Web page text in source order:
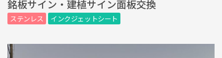
銘板サイン・建植サイン面板交換
ステンレス インクジェットシート